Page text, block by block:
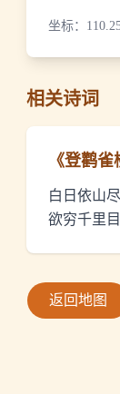
坐标：
相关诗词
《登鹳雀
白日依山
欲穷千里
返回地图